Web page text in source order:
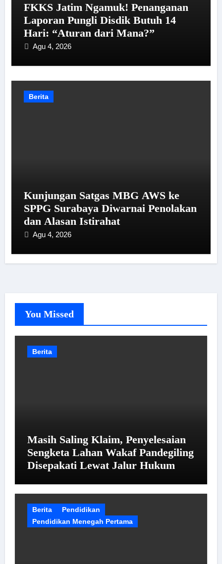
FKKS Jatim Ngamuk! Penanganan
Laporan Pungli Disdik Butuh 14
Hari: “Aturan dari Mana?”
Agu 4, 2026
Berita
Kunjungan Satgas MBG AWS ke
SPPG Surabaya Diwarnai Penolakan
dan Alasan Istirahat
Agu 4, 2026
You Missed
Berita
Masih Saling Klaim, Penyelesaian
Sengketa Lahan Wakaf Pandegiling
Disepakati Lewat Jalur Hukum
Berita
Pendidikan
Pendidikan Menegah Pertama